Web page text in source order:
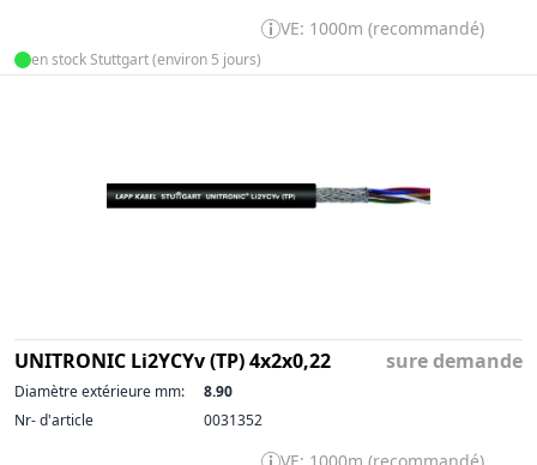
VE: 1000m (recommandé)
en stock Stuttgart (environ 5 jours)
UNITRONIC Li2YCYv (TP) 4x2x0,22 sure demande
Diamètre extérieure mm:
8.90
Nr- d'article
0031352